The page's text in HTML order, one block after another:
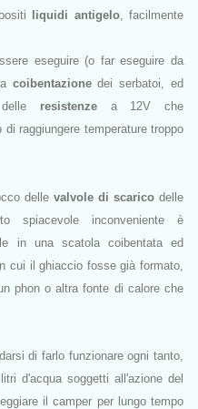
liquidi antigelo, facilmente
eseguire (o far eseguire da
coibentazionedei serbatoi, ed
delle resistenzea 12V che
raggiungere temperature troppo
delle valvole di scarico delle
spiacevole inconveniente è
in una scatola coibentata ed
cui il ghiaccio fosse già formato,
phon o altra fonte di calore che
di farlo funzionare ogni tanto,
d'acqua soggetti all'azione del
il camper per lungo tempo